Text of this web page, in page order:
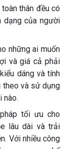
thân đều có
dạng của người
những ai muốn
và giá cả phải
dáng và tính
theo và sử dụng
nào.
tối ưu cho
lâu dài và trải
Với nhiều công